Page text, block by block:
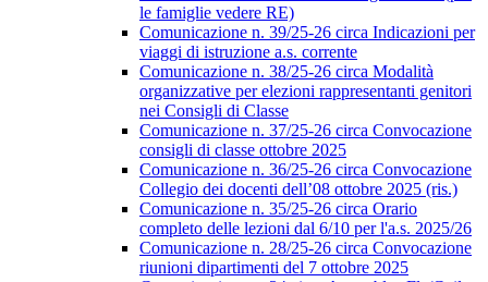
le famiglie vedere RE)
Comunicazione n. 39/25-26 circa Indicazioni per
viaggi di istruzione a.s. corrente
Comunicazione n. 38/25-26 circa Modalità
organizzative per elezioni rappresentanti genitori
nei Consigli di Classe
Comunicazione n. 37/25-26 circa Convocazione
consigli di classe ottobre 2025
Comunicazione n. 36/25-26 circa Convocazione
Collegio dei docenti dell’08 ottobre 2025 (ris.)
Comunicazione n. 35/25-26 circa Orario
completo delle lezioni dal 6/10 per l'a.s. 2025/26
Comunicazione n. 28/25-26 circa Convocazione
riunioni dipartimenti del 7 ottobre 2025